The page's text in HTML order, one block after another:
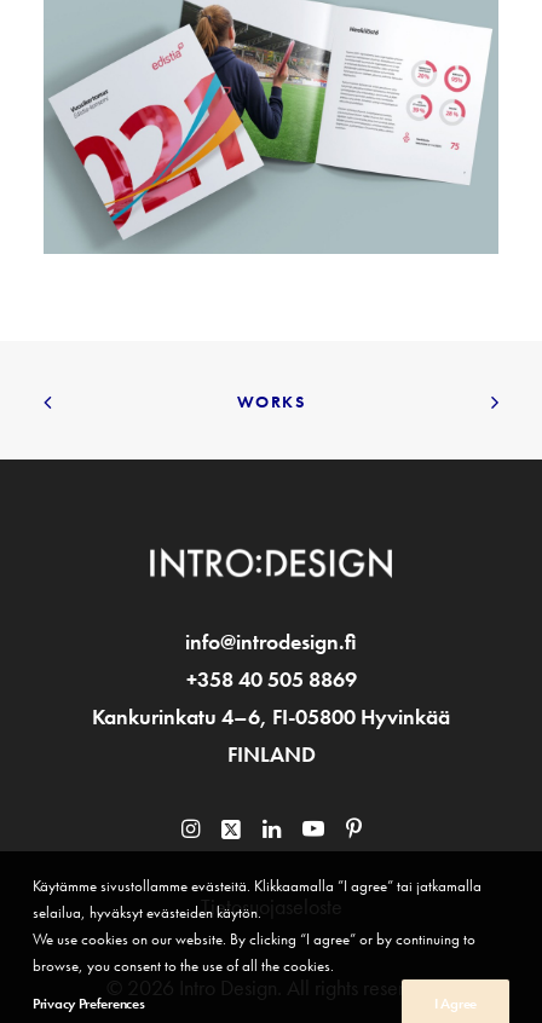
WORKS
info@introdesign.fi
+358 40 505 8869
Kankurinkatu 4–6, FI-05800 Hyvinkää
FINLAND
Tietosuojaseloste
All rights reserved
Käytämme sivustollamme evästeitä. Klikkaamalla ”I agree” tai jatkamalla
selailua, hyväksyt evästeiden käytön.
We use cookies on our website. By clicking “I agree” or by continuing to
browse, you consent to the use of all the cookies.
Privacy Preferences I Agree